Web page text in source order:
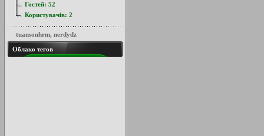
Гостей: 52
Користувачів: 2
tuansonhrm, nerdydz
Облако тегов